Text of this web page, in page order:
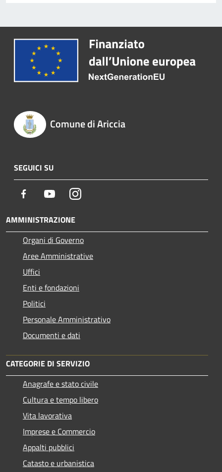
Comune di Ariccia
SEGUICI SU
Facebook YoutubeInstagram
AMMINISTRAZIONE
Organi di Governo
Aree Amministrative
Uffici
Enti e fondazioni
Politici
Personale Amministrativo
Documenti e dati
CATEGORIE DI SERVIZIO
Anagrafe e stato civile
Cultura e tempo libero
Vita lavorativa
Imprese e Commercio
Appalti pubblici
Catasto e urbanistica